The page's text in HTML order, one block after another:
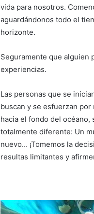
vida para nosotros.
aguardándonos todo el
horizonte.
Seguramente que alguien
experiencias.
Las personas que se
buscan y se esfuerzan
hacia el fondo del
totalmente diferente: Un
nuevo… ¡Tomemos la
resultas limitantes y